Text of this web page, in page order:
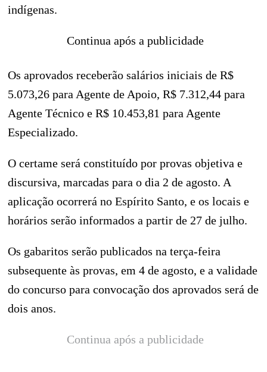
indígenas.
Continua após a publicidade
Os aprovados receberão salários iniciais de R$
5.073,26 para Agente de Apoio, R$ 7.312,44 para
Agente Técnico e R$ 10.453,81 para Agente
Especializado.
O certame será constituído por provas objetiva e
discursiva, marcadas para o dia 2 de agosto. A
aplicação ocorrerá no Espírito Santo, e os locais e
horários serão informados a partir de 27 de julho.
Os gabaritos serão publicados na terça-feira
subsequente às provas, em 4 de agosto, e a validade
do concurso para convocação dos aprovados será de
dois anos.
Continua após a publicidade